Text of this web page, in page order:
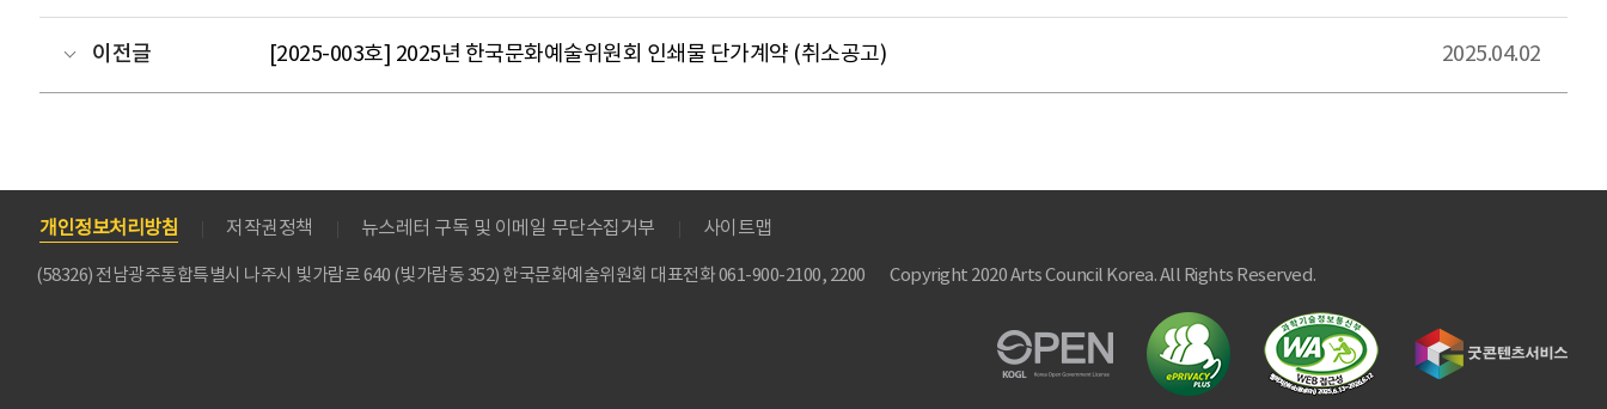
이전글 [2025-003호] 2025년 한국문화예술위원회 인쇄물 단가계약 (취소공고) 2025.04.02
개인정보처리방침 저작권정책 뉴스레터 구독 및 이메일 무단수집거부 사이트맵
(58326) 전남광주통합특별시 나주시 빛가람로 640 (빛가람동 352) 한국문화예술위원회 대표전화 061-900-2100, 2200 Copyright 2020 Arts Council Korea. All Rights Reserved.